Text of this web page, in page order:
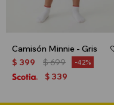
Camisón Minnie - Gris
$ 399 $699 42
$ 339